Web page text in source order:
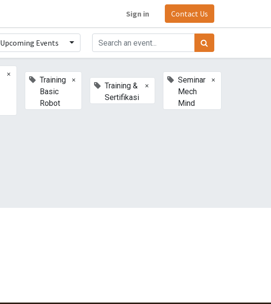
Sign in Contact Us
Upcoming Events
×
Training
Basic
Robot
×
Training &
Sertifikasi
×
Seminar
Mech
Mind
×